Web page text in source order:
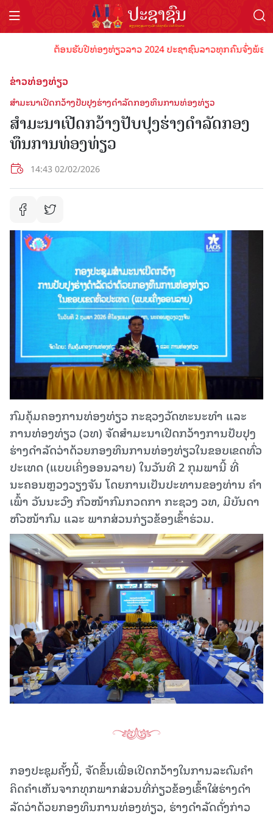
ຕ້ອນຮັບປີທ່ອງທ່ຽວລາວ 2024 ປະຊາຊົນລາວທຸກຄົນຈົ່ງພ້ອມເ
ຂ່າວທ່ອງທ່ຽວ
ສໍາມະນາເປີດກວ້າງປັບປຸງຮ່າງດໍາລັດກອງທຶນການທ່ອງທ່ຽວ
ສໍາມະນາເປີດກວ້າງປັບປຸງຮ່າງດໍາລັດກອງ
ທຶນການທ່ອງທ່ຽວ
14:43 02/02/2026
ກົມຄຸ້ມຄອງການທ່ອງທ່ຽວ ກະຊວງວັດທະນະທຳ ແລະ
ການທ່ອງທ່ຽວ (ວທ) ຈັດສໍາມະນາເປີດກວ້າງການປັບປຸງ
ຮ່າງດໍາລັດວ່າດ້ວຍກອງທຶນການທ່ອງທ່ຽວໃນຂອບເຂດທົ່ວ
ປະເທດ (ແບບເຄິ່ງອອນລາຍ) ໃນວັນທີ 2 ກຸມພານີ້ ທີ່
ນະຄອນຫຼວງວຽງຈັນ ໂດຍການເປັນປະທານຂອງທ່ານ ຄຳ
ເພົ້າ ວັນນະວົງ ກົວໜ້າກົມກວດກາ ກະຊວງ ວທ, ມີບັນດາ
ຫົວໜ້າກົມ ແລະ ພາກສ່ວນກ່ຽວຂ້ອງເຂົ້າຮ່ວມ.
ກອງປະຊຸມຄັ້ງນີ້, ຈັດຂຶ້ນເພື່ອເປີດກວ້າງໃນການລະດົມຄໍາ
ຄິດຄໍາເຫັນຈາກທຸກພາກສ່ວນທີ່ກ່ຽວຂ້ອງເຂົ້າໃສ່ຮ່າງດໍາ
ລັດວ່າດ້ວຍກອງທຶນການທ່ອງທ່ຽວ, ຮ່າງດໍາລັດດັ່ງກ່າວ